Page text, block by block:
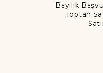
Bayilik
Toptan